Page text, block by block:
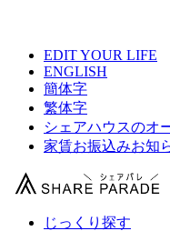
EDIT YOUR LIFE
ENGLISH
簡体字
繁体字
シェアハウスのオ
家賃お振込みお知
じっくり探す